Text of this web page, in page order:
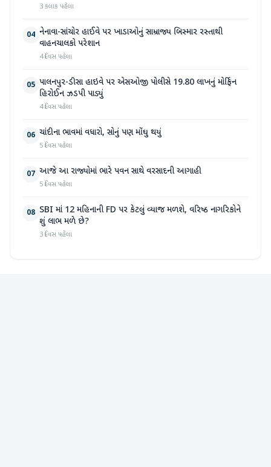
3 કલાક પહેલા
04 નેનાવા-સાંચોર હાઈવે પર ખાડાઓનું સામ્રાજ્ય બિસ્માર રસ્તાથી
વાહનચાલકો પરેશાન
4 દિવસ પહેલા
05 પાલનપુર-ડીસા હાઇવે પર એસઓજી પોલીસે 19.80 લાખનું મોર્ફિન
હિરોઈન ઝડપી પાડ્યું
4 દિવસ પહેલા
06 ચાંદીના ભાવમાં વધારો, સોનું પણ મોંઘુ થયું
5 દિવસ પહેલા
07 આજે આ રાજ્યોમાં ભારે પવન સાથે વરસાદની આગાહી
5 દિવસ પહેલા
08 SBI માં 12 મહિનાની FD પર કેટલું વ્યાજ મળશે, વરિષ્ઠ નાગરિકોને
શું લાભ મળે છે?
3 દિવસ પહેલા